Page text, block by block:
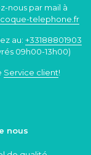
nous par mail à
-telephone.fr
au: +33188801903
09h00-13h00)
Service client!
nous